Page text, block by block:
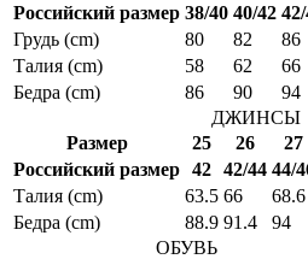
Российский размер 38/40 40/42
Грудь (cm)
80 82 86
Талия (cm)
58 62 66
Бедра (cm)
86 90 94
ДЖИНСЫ
Размер
25 26 27
Российский размер 42 42/44 44/
Талия (cm)
63.5 66 68.6
Бедра (cm)
88.9 91.4 94
ОБУВЬ